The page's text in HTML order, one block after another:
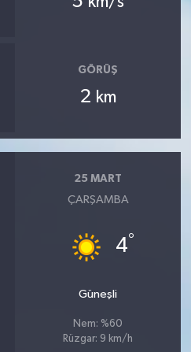
GÖRÜŞ
2 km
25 MART
ÇARŞAMBA
4°
Güneşli
Nem: %60
Rüzgar: 9 km/h